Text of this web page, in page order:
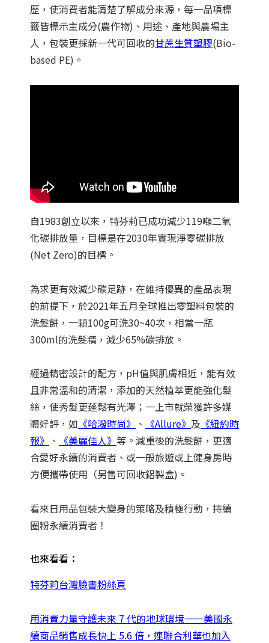
歷，使消費者能清楚了解成分來源，每一品項標
籤皆標示主成分(農作物)、用途、產地與農場主
人，包裝更採新一代可回收的甘蔗生質塑膠(Bio-
based PE)。
自1983創立以來，特芬莉已成功減少119噸二氧
化碳排放量，目標是在2030年實現淨零碳排放
(Net Zero)的目標。
為求更有效減少碳足跡，在維持優異的產品表現
的前提下，於2021年五月全球推出零塑料包裝的
洗髮餅，一顆100g可洗30~40次，相當一瓶
300ml的洗髮精，減少65%碳排放。
經過精密設計的配方，pH值與肌膚相近，能有效
且非常溫和的清潔，添加的天然植萃更能強化髮
絲，使秀髮更蓬鬆有光澤；一上市就榮獲許多媒
體好評，如 《哈潑時尚》 、 《Allure》 及 《紐約時
報》 、 《美麗佳人》 等。減重後的洗髮餅，更適
合愛好永續的消費者、或一般旅遊或上健身房時
方便攜帶使用（另售可回收鋁製盒)。
看來日用品包裝大變身的策略及積極行動，持續
圈粉永續消費者！
也來看看：
特芬莉台灣臉書粉絲頁
用消費力量守護未來 7 代的地球環境——美國永
續商品銷售成長快上 5.6 倍，連聯合利華也加入